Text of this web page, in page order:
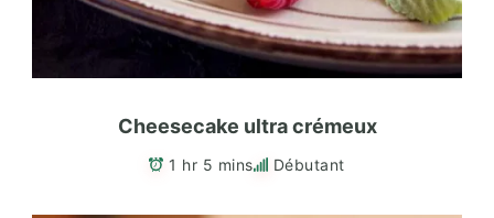
Cheesecake ultra crémeux
1 hr 5 mins Débutant